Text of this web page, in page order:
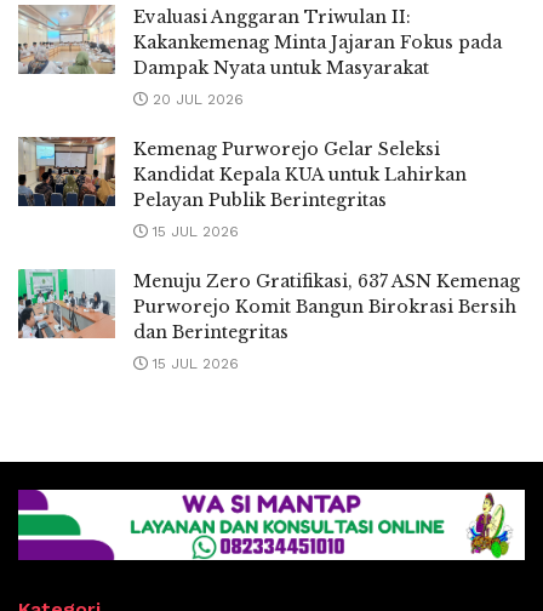
Evaluasi Anggaran Triwulan II:
Kakankemenag Minta Jajaran Fokus pada
Dampak Nyata untuk Masyarakat
20 JUL 2026
Kemenag Purworejo Gelar Seleksi
Kandidat Kepala KUA untuk Lahirkan
Pelayan Publik Berintegritas
15 JUL 2026
Menuju Zero Gratifikasi, 637 ASN Kemenag
Purworejo Komit Bangun Birokrasi Bersih
dan Berintegritas
15 JUL 2026